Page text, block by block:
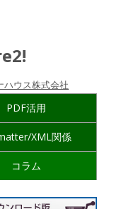
ハウス株式会社
PDF活用
XML関係
コラム